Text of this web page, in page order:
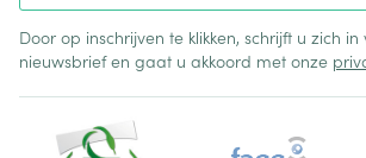
Door op inschrijven te klikken, schrijft u zich
nieuwsbrief en gaat u akkoord met onze